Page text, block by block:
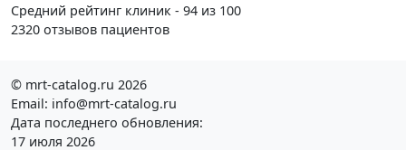
Средний рейтинг клиник - 94 из 100
2320 отзывов пациентов
© mrt-catalog.ru 2026
Email: info@mrt-catalog.ru
Дата последнего обновления:
17 июля 2026